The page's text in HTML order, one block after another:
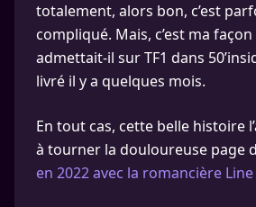
totalement, alors bon, c’est
compliqué. Mais, c’est ma
admettait-il sur TF1 dans
livré il y a quelques mois.
En tout cas, cette belle histoire
à tourner la douloureuse page
en 2022 avec la romancière